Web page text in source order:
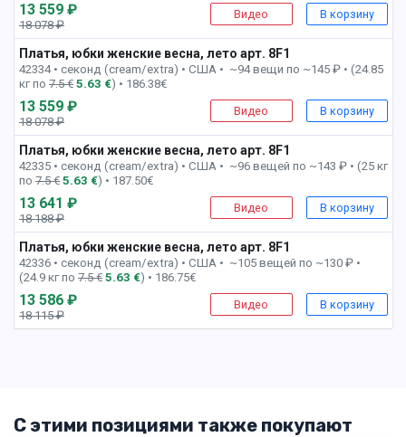
13 559 ₽
18 078 ₽
Видео В корзину
Платья, юбки женские весна, лето арт. 8F1
42334 • секонд (cream/extra) • США • ~94 вещи по ~145 ₽ • (24.85
кг по 7.5 € 5.63 €) • 186.38€
13 559 ₽
18 078 ₽
Видео В корзину
Платья, юбки женские весна, лето арт. 8F1
42335 • секонд (cream/extra) • США • ~96 вещей по ~143 ₽ • (25 кг
по 7.5 € 5.63 €) • 187.50€
13 641 ₽
18 188 ₽
Видео В корзину
Платья, юбки женские весна, лето арт. 8F1
42336 • секонд (cream/extra) • США • ~105 вещей по ~130 ₽ •
(24.9 кг по 7.5 € 5.63 €) • 186.75€
13 586 ₽
18 115 ₽
Видео В корзину
С этими позициями также покупают